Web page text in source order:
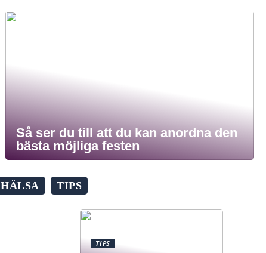
Så ser du till att du kan anordna den
bästa möjliga festen
HÄLSA TIPS
TIPS